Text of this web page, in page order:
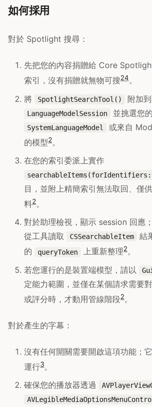
如何採用
對於 Spotlight 搜尋：
先把您的內容捐贈給 Core
索引，沒有捐贈就無物可搜24。
將
SpotlightSearchTool() 附加到
LanguageModelSession 並挑選您
SystemLanguageModel
或來自
的模型2。
在您的索引委派上實作
目，並附上精簡索引無法取回、僅
料2。
對於助理檢視，顯示 session 回應
從工具讀取
CSSearchableItem
結
的
queryToken 上重新整理2。
若您運行的是裝置端模型，請以
定能力範圍，並僅在某個請求需要
或評分時，才動用管線階段2。
對於產生的字幕：
沒有任何開關需要開啟這項功能；
運行3。
確保您的播放器透過